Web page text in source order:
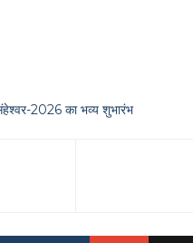
2026 का भव्य शुभारंभ